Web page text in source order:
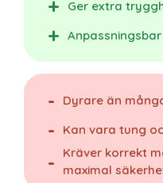
Ger extra
Dyrare än
Kan vara tung
Kräver korrekt
maximal